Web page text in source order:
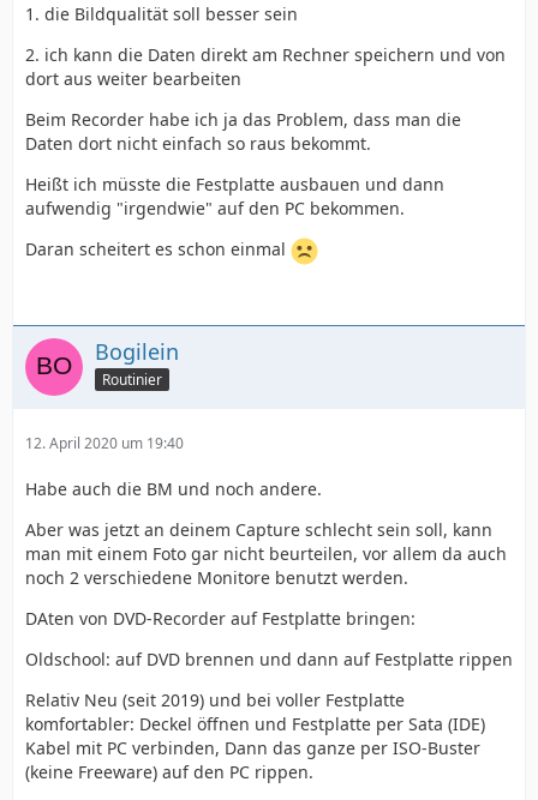
1. die Bildqualität soll besser sein
2. ich kann die Daten direkt am Rechner speichern und von
dort aus weiter bearbeiten
Beim Recorder habe ich ja das Problem, dass man die
Daten dort nicht einfach so raus bekommt.
Heißt ich müsste die Festplatte ausbauen und dann
aufwendig "irgendwie" auf den PC bekommen.
Daran scheitert es schon einmal
Bogilein
Routinier
12. April 2020 um 19:40
Habe auch die BM und noch andere.
Aber was jetzt an deinem Capture schlecht sein soll, kann
man mit einem Foto gar nicht beurteilen, vor allem da auch
noch 2 verschiedene Monitore benutzt werden.
DAten von DVD-Recorder auf Festplatte bringen:
Oldschool: auf DVD brennen und dann auf Festplatte rippen
Relativ Neu (seit 2019) und bei voller Festplatte
komfortabler: Deckel öffnen und Festplatte per Sata (IDE)
Kabel mit PC verbinden, Dann das ganze per ISO-Buster
(keine Freeware) auf den PC rippen.